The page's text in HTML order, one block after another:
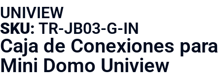
UNIVIEW
SKU: TR-JB03-G-IN
Caja de Conexiones para
Mini Domo Uniview